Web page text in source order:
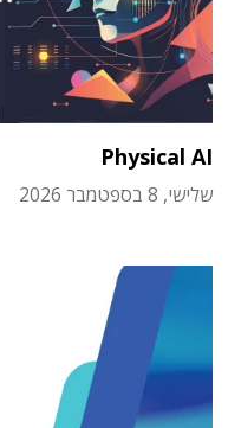
Physical AI
שלישי, 8 בספטמבר 2026